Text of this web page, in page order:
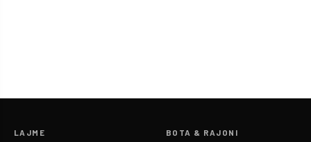
LAJME BOTA & RAJONI